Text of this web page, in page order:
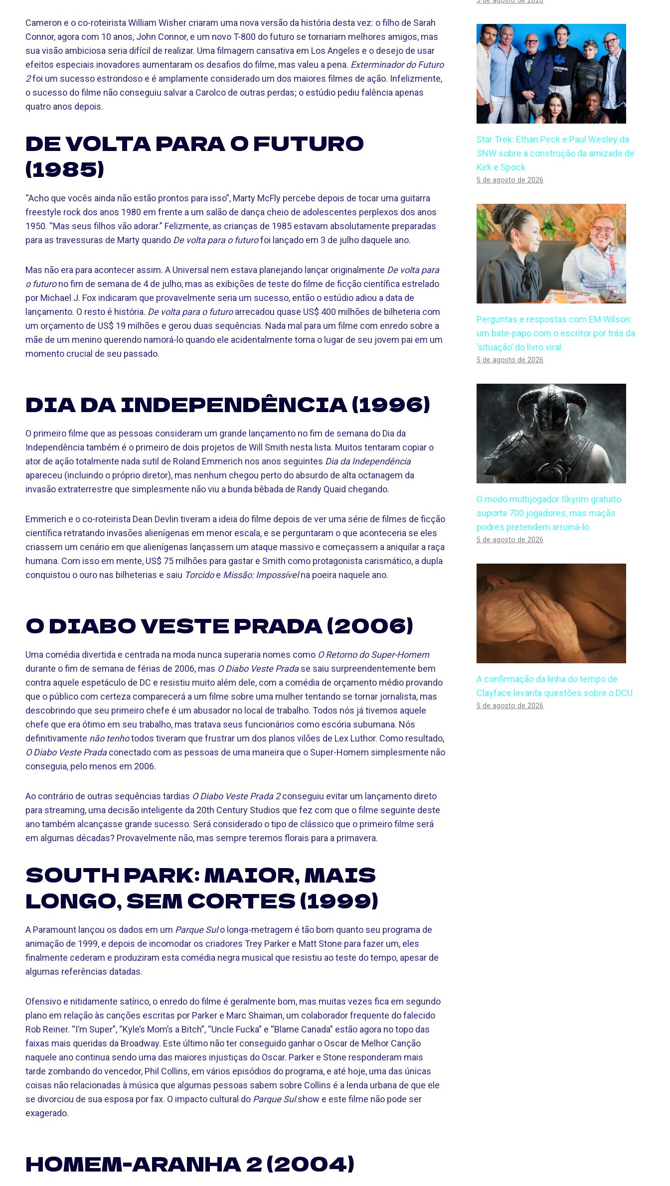
Cameron e o co-roteirista William Wisher criaram uma nova versão da história desta vez: o filho de Sarah
Connor, agora com 10 anos, John Connor, e um novo T-800 do futuro se tornariam melhores amigos, mas
sua visão ambiciosa seria difícil de realizar. Uma filmagem cansativa em Los Angeles e o desejo de usar
efeitos especiais inovadores aumentaram os desafios do filme, mas valeu a pena. Exterminador do Futuro
2foi um sucesso estrondoso e é amplamente considerado um dos maiores filmes de ação. Infelizmente,
o sucesso do filme não conseguiu salvar a Carolco de outras perdas; o estúdio pediu falência apenas
quatro anos depois.
DE VOLTA PARA O FUTURO
(1985)
“Acho que vocês ainda não estão prontos para isso”, Marty McFly percebe depois de tocar uma guitarra
freestyle rock dos anos 1980 em frente a um salão de dança cheio de adolescentes perplexos dos anos
1950. “Mas seus filhos vão adorar.” Felizmente, as crianças de 1985 estavam absolutamente preparadas
para as travessuras de Marty quando De volta para o futurofoi lançado em 3 de julho daquele ano.
Mas não era para acontecer assim. A Universal nem estava planejando lançar originalmente De volta para
o futurono fim de semana de 4 de julho, mas as exibições de teste do filme de ficção científica estrelado
por Michael J. Fox indicaram que provavelmente seria um sucesso, então o estúdio adiou a data de
lançamento. O resto é história. De volta para o futuroarrecadou quase US$ 400 milhões de bilheteria com
um orçamento de US$ 19 milhões e gerou duas sequências. Nada mal para um filme com enredo sobre a
mãe de um menino querendo namorá-lo quando ele acidentalmente toma o lugar de seu jovem pai em um
momento crucial de seu passado.
DIA DA INDEPENDÊNCIA (1996)
O primeiro filme que as pessoas consideram um grande lançamento no fim de semana do Dia da
Independência também é o primeiro de dois projetos de Will Smith nesta lista. Muitos tentaram copiar o
ator de ação totalmente nada sutil de Roland Emmerich nos anos seguintes Dia da Independência
apareceu (incluindo o próprio diretor), mas nenhum chegou perto do absurdo de alta octanagem da
invasão extraterrestre que simplesmente não viu a bunda bêbada de Randy Quaid chegando.
Emmerich e o co-roteirista Dean Devlin tiveram a ideia do filme depois de ver uma série de filmes de ficção
científica retratando invasões alienígenas em menor escala, e se perguntaram o que aconteceria se eles
criassem um cenário em que alienígenas lançassem um ataque massivo e começassem a aniquilar a raça
humana. Com isso em mente, US$ 75 milhões para gastar e Smith como protagonista carismático, a dupla
conquistou o ouro nas bilheterias e saiu Torcidoe Missão: Impossívelna poeira naquele ano.
O DIABO VESTE PRADA (2006)
Uma comédia divertida e centrada na moda nunca superaria nomes como O Retorno do Super-Homem
durante o fim de semana de férias de 2006, mas O Diabo Veste Pradase saiu surpreendentemente bem
contra aquele espetáculo de DC e resistiu muito além dele, com a comédia de orçamento médio provando
que o público com certeza comparecerá a um filme sobre uma mulher tentando se tornar jornalista, mas
descobrindo que seu primeiro chefe é um abusador no local de trabalho. Todos nós já tivemos aquele
chefe que era ótimo em seu trabalho, mas tratava seus funcionários como escória subumana. Nós
definitivamente não tenhotodos tiveram que frustrar um dos planos vilões de Lex Luthor. Como resultado,
O Diabo Veste Pradaconectado com as pessoas de uma maneira que o Super-Homem simplesmente não
conseguia, pelo menos em 2006.
Ao contrário de outras sequências tardias O Diabo Veste Prada 2conseguiu evitar um lançamento direto
para streaming, uma decisão inteligente da 20th Century Studios que fez com que o filme seguinte deste
ano também alcançasse grande sucesso. Será considerado o tipo de clássico que o primeiro filme será
em algumas décadas? Provavelmente não, mas sempre teremos florais para a primavera.
SOUTH PARK: MAIOR, MAIS
LONGO, SEM CORTES (1999)
A Paramount lançou os dados em um Parque Sulo longa-metragem é tão bom quanto seu programa de
animação de 1999, e depois de incomodar os criadores Trey Parker e Matt Stone para fazer um, eles
finalmente cederam e produziram esta comédia negra musical que resistiu ao teste do tempo, apesar de
algumas referências datadas.
Ofensivo e nitidamente satírico, o enredo do filme é geralmente bom, mas muitas vezes fica em segundo
plano em relação às canções escritas por Parker e Marc Shaiman, um colaborador frequente do falecido
Rob Reiner. “I’m Super”, “Kyle’s Mom’s a Bitch”, “Uncle Fucka” e “Blame Canada” estão agora no topo das
faixas mais queridas da Broadway. Este último não ter conseguido ganhar o Oscar de Melhor Canção
naquele ano continua sendo uma das maiores injustiças do Oscar. Parker e Stone responderam mais
tarde zombando do vencedor, Phil Collins, em vários episódios do programa, e até hoje, uma das únicas
coisas não relacionadas à música que algumas pessoas sabem sobre Collins é a lenda urbana de que ele
se divorciou de sua esposa por fax. O impacto cultural do Parque Sulshow e este filme não pode ser
exagerado.
HOMEM-ARANHA 2 (2004)
Star Trek: Ethan Peck e Paul Wesley da
SNW sobre a construção da amizade de
Kirk e Spock
5 de agosto de 2026
Perguntas e respostas com EM Wilson:
um bate-papo com o escritor por trás da
‘situação’ do livro viral
5 de agosto de 2026
O modo multijogador Skyrim gratuito
suporta 700 jogadores, mas maçãs
podres pretendem arruiná-lo
5 de agosto de 2026
A confirmação da linha do tempo de
Clayface levanta questões sobre o DCU
5 de agosto de 2026